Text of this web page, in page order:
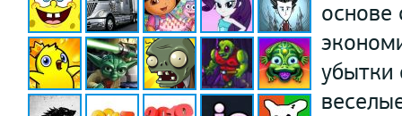
убытки